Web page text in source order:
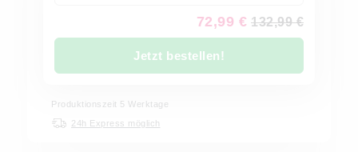
72,99 € 132,99 €
Jetzt bestellen!
Produktionszeit 5 Werktage
24h Express möglich